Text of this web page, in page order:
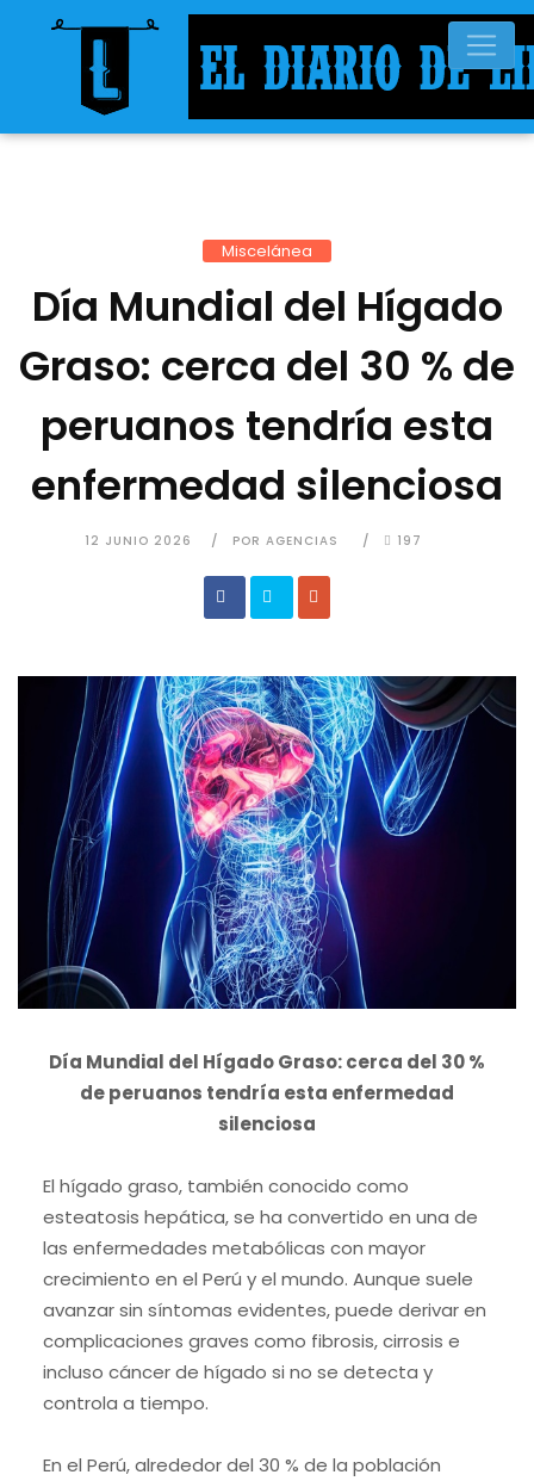
Miscelánea
Día Mundial del Hígado
Graso: cerca del 30 % de
peruanos tendría esta
enfermedad silenciosa
12 JUNIO 2026 POR AGENCIAS 197
Día Mundial del Hígado Graso: cerca del 30 %
de peruanos tendría esta enfermedad
silenciosa
El hígado graso, también conocido como
esteatosis hepática, se ha convertido en una de
las enfermedades metabólicas con mayor
crecimiento en el Perú y el mundo. Aunque suele
avanzar sin síntomas evidentes, puede derivar en
complicaciones graves como fibrosis, cirrosis e
incluso cáncer de hígado si no se detecta y
controla a tiempo.
En el Perú, alrededor del 30 % de la población